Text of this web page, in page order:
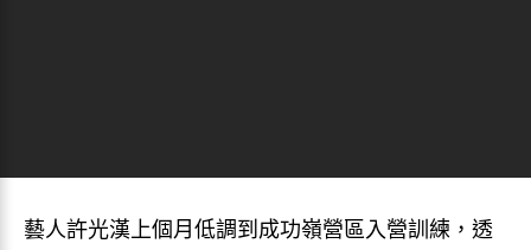
藝人許光漢上個月低調到成功嶺營區入營訓練，透